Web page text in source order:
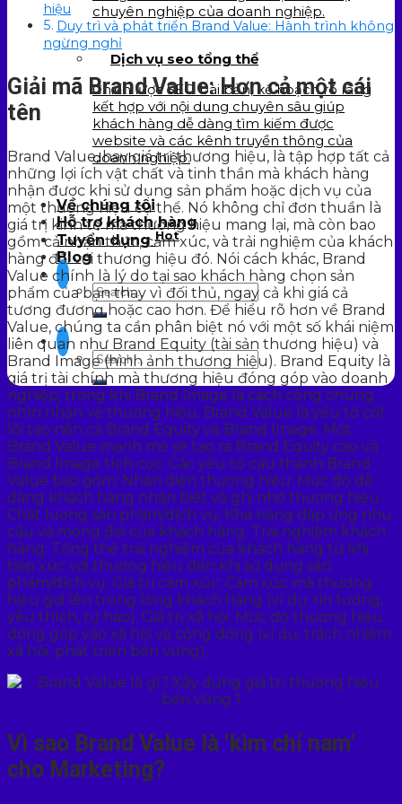
chuyên nghiệp của doanh nghiệp.
Dịch vụ seo tổng thể
Chiến lược SEO bài bản, kế hoạch rõ ràng
kết hợp với nội dung chuyên sâu giúp
khách hàng dễ dàng tìm kiếm được
website và các kênh truyền thông của
doanh nghiệp.
Về chúng tôi
Hỗ trợ khách hàng
Tuyển dụngHot
Blog
hiệu
Duy trì và phát triển Brand Value: Hành trình không
ngừng nghỉ
Giải mã Brand Value: Hơn cả một cái
tên
Brand Value, hay giá trị thương hiệu, là tập hợp tất cả
những lợi ích vật chất và tinh thần mà khách hàng
nhận được khi sử dụng sản phẩm hoặc dịch vụ của
một thương hiệu cụ thể. Nó không chỉ đơn thuần là
giá trị kinh tế mà thương hiệu mang lại, mà còn bao
gồm cả nhận thức, cảm xúc, và trải nghiệm của khách
hàng đối với thương hiệu đó. Nói cách khác, Brand
Value chính là lý do tại sao khách hàng chọn sản
phẩm của bạn thay vì đối thủ, ngay cả khi giá cả
tương đương hoặc cao hơn. Để hiểu rõ hơn về Brand
Value, chúng ta cần phân biệt nó với một số khái niệm
liên quan như Brand Equity (tài sản thương hiệu) và
Brand Image (hình ảnh thương hiệu). Brand Equity là
giá trị tài chính mà thương hiệu đóng góp vào doanh
nghiệp, trong khi Brand Image là cách công chúng
nhìn nhận về thương hiệu. Brand Value là yếu tố cốt
lõi tạo nên cả Brand Equity và Brand Image. Một
Brand Value mạnh mẽ sẽ tạo ra Brand Equity cao và
Brand Image tích cực. Các yếu tố cấu thành Brand
Value bao gồm: Nhận diện thương hiệu: Mức độ dễ
dàng khách hàng nhận biết và ghi nhớ thương hiệu.
Chất lượng sản phẩm/dịch vụ: Khả năng đáp ứng nhu
cầu và mong đợi của khách hàng. Trải nghiệm khách
hàng: Tổng thể trải nghiệm của khách hàng từ khi
tiếp xúc với thương hiệu đến khi sử dụng sản
phẩm/dịch vụ. Giá trị cảm xúc: Cảm xúc mà thương
hiệu gợi lên trong lòng khách hàng (ví dụ: tin tưởng,
yêu thích, tự hào). Giá trị xã hội: Mức độ thương hiệu
đóng góp vào xã hội và cộng đồng (ví dụ: trách nhiệm
xã hội, phát triển bền vững).
Vì sao Brand Value là ‘kim chỉ nam’
cho Marketing?